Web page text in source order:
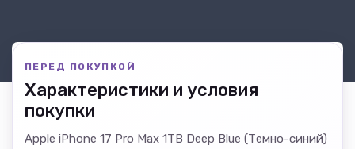
ПЕРЕД ПОКУПКОЙ
Характеристики и условия
покупки
Apple iPhone 17 Pro Max 1TB Deep Blue (Темно-синий)